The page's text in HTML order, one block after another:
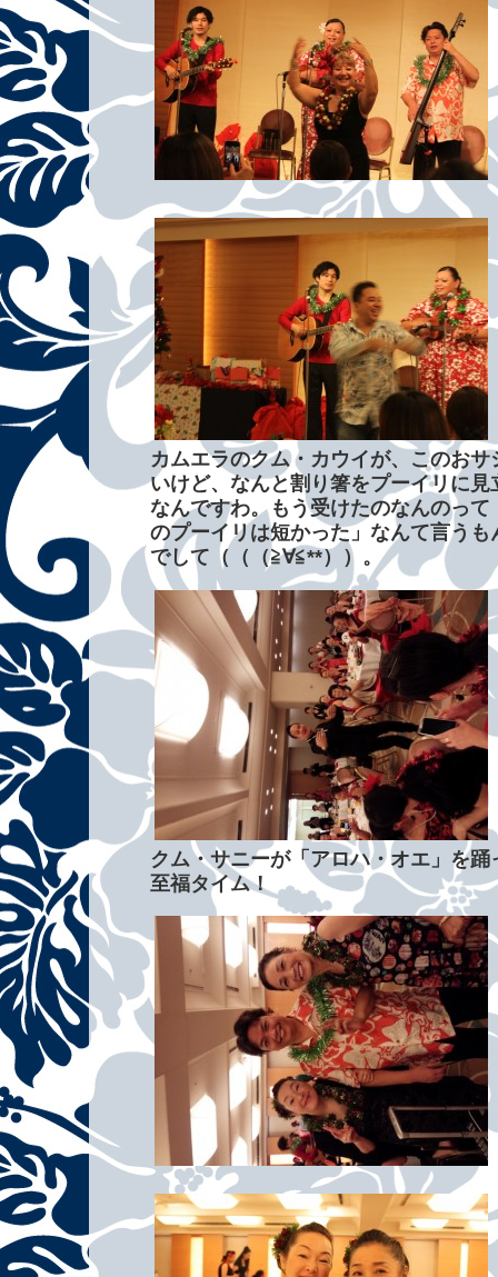
カムエラのクム・カウイが、このお
いけど、なんと割り箸をプーイリに
なんですわ。もう受けたのなんのっ
のプーイリは短かった」なんて言う
でして（（（≧∀≦**））。
クム・サニーが「アロハ・オエ」を
至福タイム！